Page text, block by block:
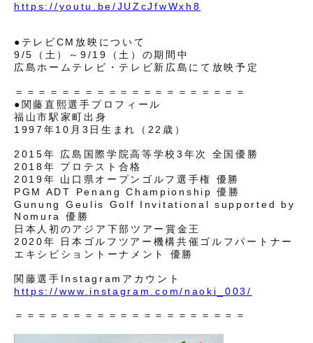
https://youtu.be/JUZcJfwWxh8
●テレビCM放映について
9/5（土）～9/19（土）の期間中
広島ホームテレビ・テレビ新広島にて放映予定
＝＝＝＝＝＝＝＝＝＝＝＝＝＝＝＝＝＝＝＝
●関藤直熙選手プロフィール
福山市駅家町出身
1997年10月3日生まれ（22歳）
2015年 広島国際学院高等学校3年次 全国優勝
2018年 プロテスト合格
2019年 山口県オープンゴルフ選手権 優勝
PGM ADT Penang Championship 優勝
Gunung Geulis Golf Invitational supported by
Nomura 優勝
日本人初のアジア下部ツアー賞金王
2020年 日本ゴルフツアー機構共催ゴルフパートナー
エキシビショントーナメント 優勝
関藤選手Instagramアカウント
https://www.instagram.com/naoki_003/
＝＝＝＝＝＝＝＝＝＝＝＝＝＝＝＝＝＝＝＝